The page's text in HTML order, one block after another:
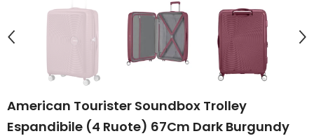
American Tourister Soundbox Trolley
Espandibile (4 Ruote) 67Cm Dark Burgundy